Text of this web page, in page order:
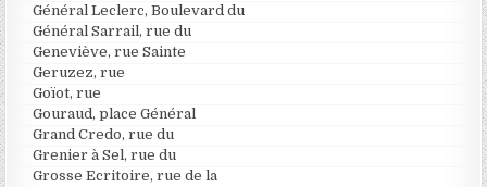
Général Leclerc, Boulevard du
Général Sarrail, rue du
Geneviève, rue Sainte
Geruzez, rue
Goïot, rue
Gouraud, place Général
Grand Credo, rue du
Grenier à Sel, rue du
Grosse Ecritoire, rue de la